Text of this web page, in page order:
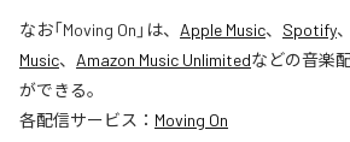
なお「Moving On 」は、 Apple Music、 Spotify、
Music、 Amazon Music Unlimitedなどの音楽
ができる。
各配信サービス： Moving On